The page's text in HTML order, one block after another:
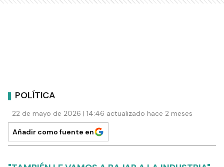
POLÍTICA
22 de mayo de 2026 | 14:46 actualizado hace 2 meses
Añadir como fuente en